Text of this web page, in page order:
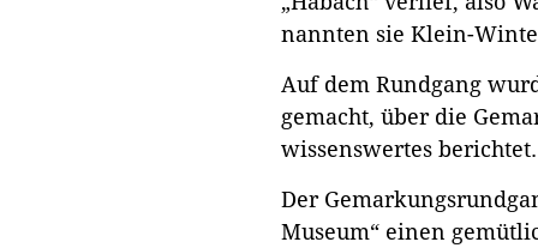
nannten sie Klein-
Auf dem Rundgang
gemacht, über die
wissenswertes berichtet.
Der
Museum“ einen